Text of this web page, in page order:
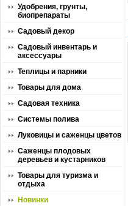
Удобрения, грунты,
биопрепараты
Садовый декор
Садовый инвентарь и
аксессуары
Теплицы и парники
Товары для дома
Садовая техника
Системы полива
Луковицы и саженцы цветов
Саженцы плодовых
деревьев и кустарников
Товары для туризма и
отдыха
Новинки